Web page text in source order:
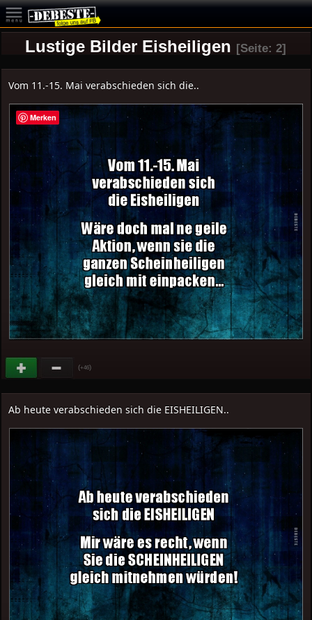
Lustige Bilder Eisheiligen [Seite: 2]
Vom 11.-15. Mai verabschieden sich die..
(+46)
Ab heute verabschieden sich die EISHEILIGEN..
Merken